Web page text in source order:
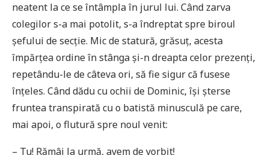
neatent la ce se întâmpla în jurul lui. Când zarva
colegilor s-a mai potolit, s-a îndreptat spre biroul
șefului de secție. Mic de statură, grăsuț, acesta
împărțea ordine în stânga și-n dreapta celor prezenți,
repetându-le de câteva ori, să fie sigur că fusese
înțeles. Când dădu cu ochii de Dominic, își șterse
fruntea transpirată cu o batistă minusculă pe care,
mai apoi, o flutură spre noul venit:
– Tu! Rămâi la urmă, avem de vorbit!